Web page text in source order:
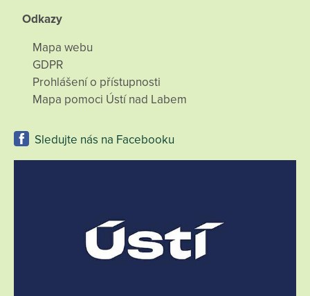
Odkazy
Mapa webu
GDPR
Prohlášení o přístupnosti
Mapa pomoci Ústí nad Labem
Sledujte nás na Facebooku